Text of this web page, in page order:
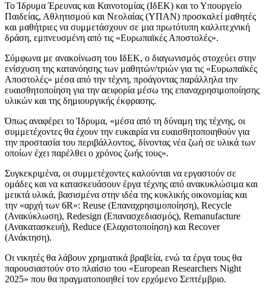
Το Ίδρυμα Έρευνας και Καινοτομίας (ΙδΕΚ) και το Υπουργείο
Παιδείας, Αθλητισμού και Νεολαίας (ΥΠΑΝ) προσκαλεί μαθητές
και μαθήτριες να συμμετάσχουν σε μια πρωτότυπη καλλιτεχνική
δράση, εμπνευσμένη από τις «Ευρωπαϊκές Αποστολές».
Σύμφωνα με ανακοίνωση του ΙδΕΚ, o διαγωνισμός στοχεύει στην
ενίσχυση της κατανόησης των μαθητών/τριών για τις «Ευρωπαϊκές
Αποστολές» μέσα από την τέχνη, προάγοντας παράλληλα την
ευαισθητοποίηση για την αειφορία μέσω της επαναχρησιμοποίησης
υλικών και της δημιουργικής έκφρασης.
Όπως αναφέρει το Ίδρυμα, «μέσα από τη δύναμη της τέχνης, οι
συμμετέχοντες θα έχουν την ευκαιρία να ευαισθητοποιηθούν για
την προστασία του περιβάλλοντος, δίνοντας νέα ζωή σε υλικά των
οποίων έχει παρέλθει ο χρόνος ζωής τους».
Συγκεκριμένα, οι συμμετέχοντες καλούνται να εργαστούν σε
ομάδες και να κατασκευάσουν έργα τέχνης από ανακυκλώσιμα και
μεικτά υλικά, βασισμένα στην ιδέα της κυκλικής οικονομίας και
την «αρχή των 6R»: Reuse (Επαναχρησιμοποίηση), Recycle
(Ανακύκλωση), Redesign (Επανασχεδιασμός), Remanufacture
(Ανακατασκευή), Reduce (Ελαχιστοποίηση) και Recover
(Ανάκτηση).
Οι νικητές θα λάβουν χρηματικά βραβεία, ενώ τα έργα τους θα
παρουσιαστούν στο πλαίσιο του «European Researchers Night
2025» που θα πραγματοποιηθεί τον ερχόμενο Σεπτέμβριο.